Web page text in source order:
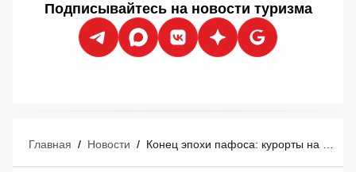
Подписывайтесь на новости туризма
Главная / Новости / Конец эпохи пафоса: курорты на Мальдивах массово отменяют роскошь